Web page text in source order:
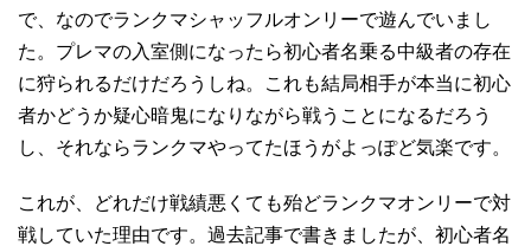
で、なのでランクマシャッフルオンリーで遊んでいまし
た。プレマの入室側になったら初心者名乗る中級者の存在
に狩られるだけだろうしね。これも結局相手が本当に初心
者かどうか疑心暗鬼になりながら戦うことになるだろう
し、それならランクマやってたほうがよっぽど気楽です。
これが、どれだけ戦績悪くても殆どランクマオンリーで対
戦していた理由です。過去記事で書きましたが、初心者名